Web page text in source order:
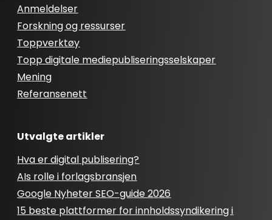
Anmeldelser
Forskning og ressurser
Toppverktøy
Topp digitale mediepubliseringsselskaper
Mening
Referansenett
Utvalgte artikler
Hva er digital publisering?
AIs rolle i forlagsbransjen
Google Nyheter SEO-guide 2026
15 beste plattformer for innholdssyndikering i